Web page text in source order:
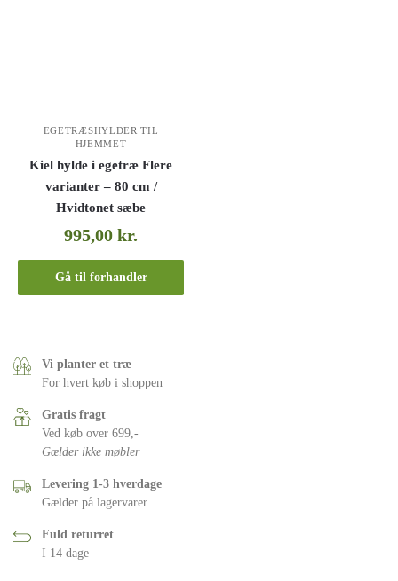
EGETRÆSHYLDER TIL
HJEMMET
Kiel hylde i egetræ Flere
varianter – 80 cm /
Hvidtonet sæbe
995,00kr.
Gå til forhandler
Vi planter et træ
For hvert køb i shoppen
Gratis fragt
Ved køb over 699,-
Gælder ikke møbler
Levering 1-3 hverdage
Gælder på lagervarer
Fuld returret
I 14 dage